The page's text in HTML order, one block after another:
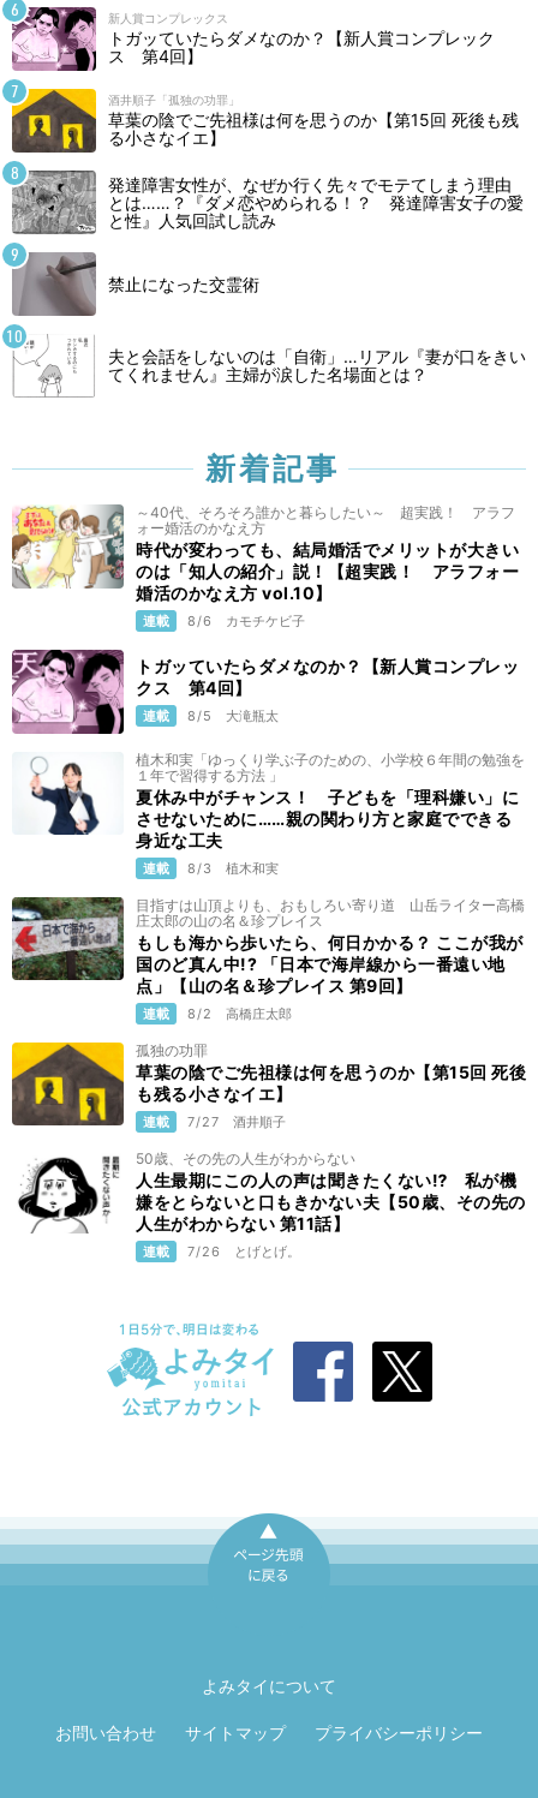
新人賞コンプレックス
トガッていたらダメなのか？【新人賞コンプレック
ス 第4回】
酒井順子「孤独の功罪」
草葉の陰でご先祖様は何を思うのか【第15回 死後も残
る小さなイエ】
発達障害女性が、なぜか行く先々でモテてしまう理由
とは……？『ダメ恋やめられる！？ 発達障害女子の愛
と性』人気回試し読み
禁止になった交霊術
夫と会話をしないのは「自衛」…リアル『妻が口をきい
てくれません』主婦が涙した名場面とは？
新着記事
～40代、そろそろ誰かと暮らしたい～ 超実践！ アラフ
ォー婚活のかなえ方
時代が変わっても、結局婚活でメリットが大きい
のは「知人の紹介」説！【超実践！ アラフォー
婚活のかなえ方 vol.10】
連載 8/6 カモチケビ子
トガッていたらダメなのか？【新人賞コンプレッ
クス 第4回】
連載 8/5 大滝瓶太
植木和実「ゆっくり学ぶ子のための、小学校６年間の勉強を
１年で習得する方法 」
夏休み中がチャンス！ 子どもを「理科嫌い」に
させないために……親の関わり方と家庭でできる
身近な工夫
連載 8/3 植木和実
目指すは山頂よりも、おもしろい寄り道 山岳ライター高橋
庄太郎の山の名＆珍プレイス
もしも海から歩いたら、何日かかる？ ここが我が
国のど真ん中!? 「日本で海岸線から一番遠い地
点」【山の名＆珍プレイス 第9回】
連載 8/2 高橋庄太郎
孤独の功罪
草葉の陰でご先祖様は何を思うのか【第15回 死後
も残る小さなイエ】
連載 7/27 酒井順子
50歳、その先の人生がわからない
人生最期にこの人の声は聞きたくない⁉ 私が機
嫌をとらないと口もきかない夫【50歳、その先の
人生がわからない 第11話】
連載 7/26 とげとげ。
よみタイについて
お問い合わせ サイトマップ プライバシーポリシー